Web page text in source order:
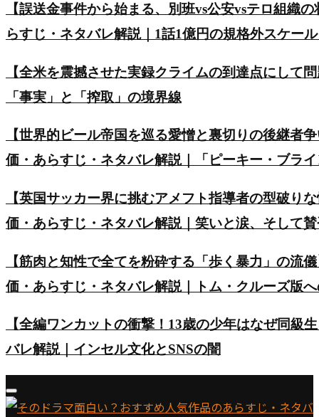
【誤送金事件から始まる、別班vs公安vsテロ組織
らすじ・ネタバレ解説｜1話1億円の規格外スケー
【全米を震撼させた実録クライムの到達点にして
「事実」と「搾取」の境界線
【世界的ビール帝国を巡る愛憎と裏切りの後継者
価・あらすじ・ネタバレ解説｜「ピーキー・ブラ
【英国サッカー界に挑むアメフト指導者の型破り
価・あらすじ・ネタバレ解説｜笑いと涙、そして
【筋肉と知性で全てを粉砕する「歩く暴力」の流
価・あらすじ・ネタバレ解説｜トム・クルーズ版
【全編ワンカットの衝撃！13歳の少年はなぜ同級
バレ解説｜インセル文化とSNSの闇
Primary
Menu